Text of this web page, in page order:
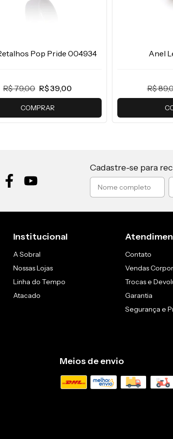
Pop Pride 004934
R$ 79,00 R$ 39,00
COMPRAR
Anel
R$
Cadastre-se para
Institucional
A Sobral
Nossas Lojas
Linha do Tempo
Atacado
Contato
Vendas
Trocas e
Garantia
Segurança e
Meios de envio